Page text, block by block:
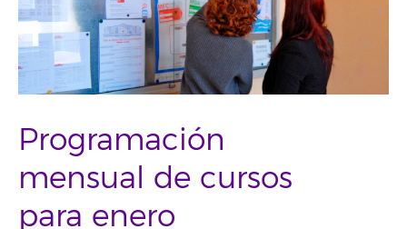
Programación
mensual de cursos
para enero